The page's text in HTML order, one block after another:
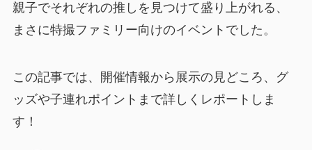
親子でそれぞれの推しを見つけて盛り上がれる、
まさに特撮ファミリー向けのイベントでした。
この記事では、開催情報から展示の見どころ、グ
ッズや子連れポイントまで詳しくレポートしま
す！